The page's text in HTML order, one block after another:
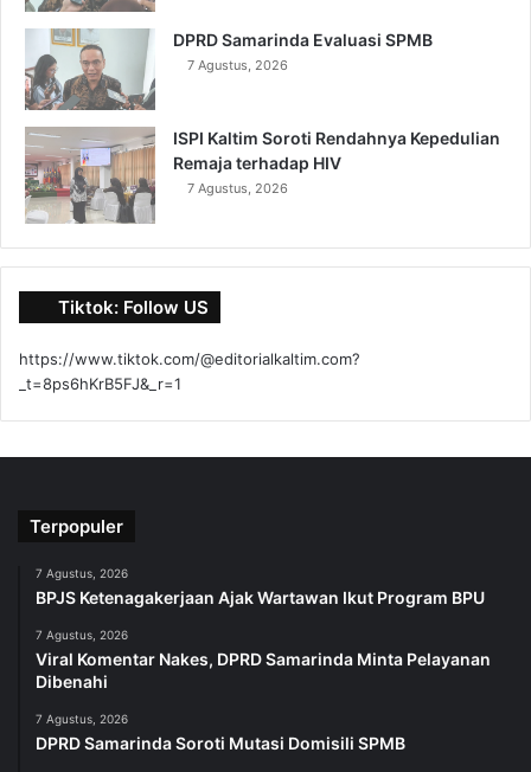
DPRD Samarinda Evaluasi SPMB
7 Agustus, 2026
ISPI Kaltim Soroti Rendahnya Kepedulian
Remaja terhadap HIV
7 Agustus, 2026
Tiktok: Follow US
https://www.tiktok.com/@editorialkaltim.com?
_t=8ps6hKrB5FJ&_r=1
Terpopuler
7 Agustus, 2026
BPJS Ketenagakerjaan Ajak Wartawan Ikut Program BPU
7 Agustus, 2026
Viral Komentar Nakes, DPRD Samarinda Minta Pelayanan
Dibenahi
7 Agustus, 2026
DPRD Samarinda Soroti Mutasi Domisili SPMB